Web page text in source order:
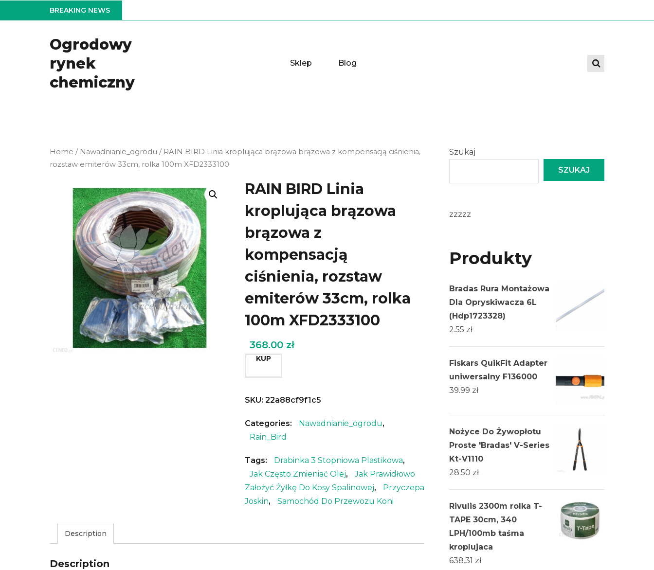
to
BREAKING NEWS
Ogrodowy
rynek
chemiczny
Sklep Blog
Home / Nawadnianie_ogrodu / RAIN BIRD Linia kroplująca brązowa brązowa z kompensacją ciśnienia,
rozstaw emiterów 33cm, rolka 100m XFD2333100
RAIN BIRD Linia
kroplująca brązowa
brązowa z
kompensacją
ciśnienia, rozstaw
emiterów 33cm, rolka
100m XFD2333100
368.00 zł
KUP
SKU: 22a88cf9f1c5
Categories: Nawadnianie_ogrodu,
Rain_Bird
Tags: Drabinka 3 Stopniowa Plastikowa,
Jak Często Zmieniać Olej,
Jak Prawidłowo
Założyć Żyłkę Do Kosy Spalinowej,
Przyczepa
Joskin, Samochód Do Przewozu Koni
Description
Description
Szukaj
SZUKAJ
zzzzz
Produkty
Bradas Rura Montażowa
Dla Opryskiwacza 6L
(Hdp1723328)
2.55 zł
Fiskars QuikFit Adapter
uniwersalny F136000
39.99 zł
Nożyce Do Żywopłotu
Proste 'Bradas' V-Series
Kt-V1110
28.50 zł
Rivulis 2300m rolka T-
TAPE 30cm, 340
LPH/100mb taśma
kroplujaca
638.31 zł